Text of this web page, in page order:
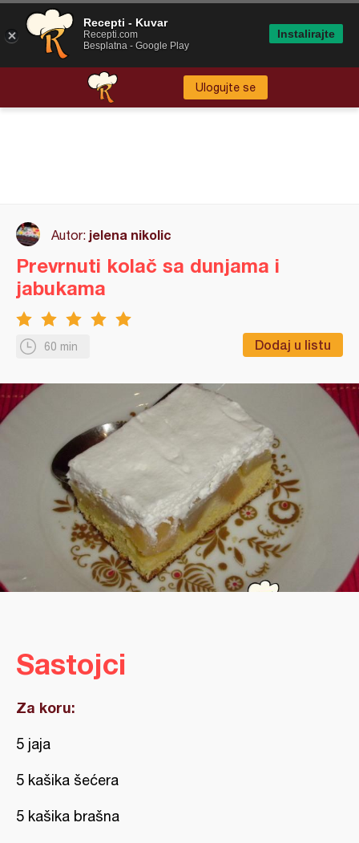
Ulogujte se
Autor: jelena nikolic
60 min Dodaj u listu
Prevrnuti kolač sa dunjama i
jabukama
Sastojci
Za koru:
5 jaja
5 kašika šećera
5 kašika brašna
Recepti - Kuvar
Recepti.com
Besplatna - Google Play
Instalirajte